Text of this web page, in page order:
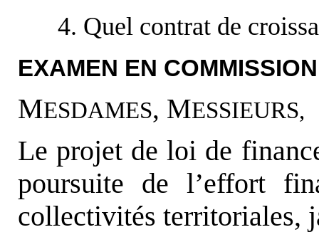
4. Quel contrat de
EXAMEN EN COMMISSION
MESDAMES, MESSIEURS,
Le projet de loi de
poursuite de l’effort
collectivités territoriales,